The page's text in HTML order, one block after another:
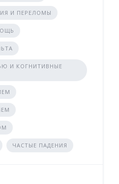
И ПЕРЕЛОМЫ
И КОГНИТИВНЫЕ
ЧАСТЫЕ ПАДЕНИЯ